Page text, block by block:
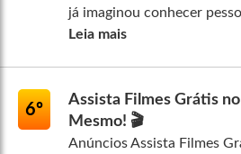
já imaginou conhecer
Leia mais
6º
Assista Filmes Grátis
Mesmo! 🎬
Anúncios Assista Filmes